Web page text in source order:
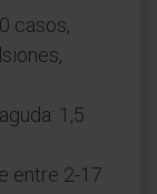
casos,
1,5
entre 2-17